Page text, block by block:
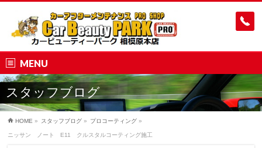
MENU
スタッフブログ
HOME » スタッフブログ » プロコーティング »
ニッサン ノート E11 クルスタルコーティング施工